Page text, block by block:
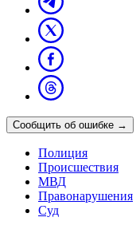
Сообщить об ошибке →
Полиция
Происшествия
МВД
Правонарушения
Суд